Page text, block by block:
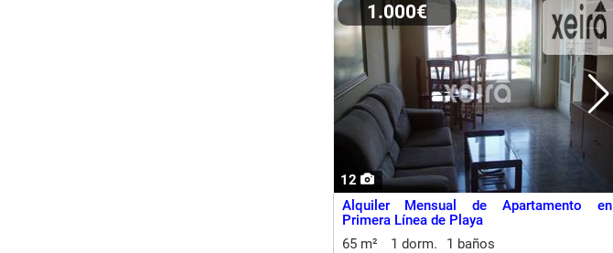
12
1.000€
Alquiler Mensual de Apartamento en
Primera Línea de Playa
65 m²
1 dorm. 1 baños